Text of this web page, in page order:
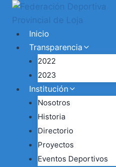
Inicio
Transparencia
2022
2023
Institución
Nosotros
Historia
Directorio
Proyectos
Eventos Deportivos